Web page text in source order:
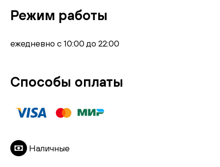
Режим работы
ежедневно с 10:00 до 22:00
Способы оплаты
Наличные